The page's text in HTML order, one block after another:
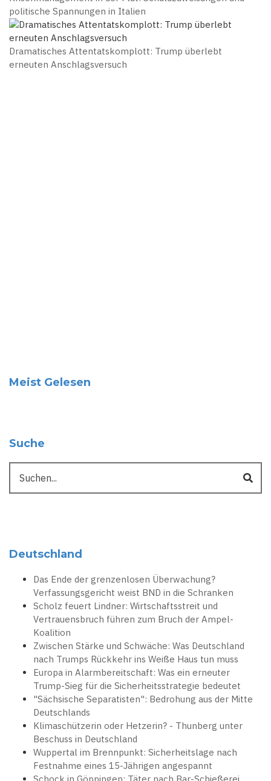
politische Spannungen in Italien
Dramatisches Attentatskomplott: Trump überlebt
erneuten Anschlagsversuch
Meist Gelesen
Suche
Deutschland
Das Ende der grenzenlosen Überwachung?
Verfassungsgericht weist BND in die Schranken
Scholz feuert Lindner: Wirtschaftsstreit und
Vertrauensbruch führen zum Bruch der Ampel-
Koalition
Zwischen Stärke und Schwäche: Was Deutschland
nach Trumps Rückkehr ins Weiße Haus tun muss
Europa in Alarmbereitschaft: Was ein erneuter
Trump-Sieg für die Sicherheitsstrategie bedeutet
"Sächsische Separatisten": Bedrohung aus der Mitte
Deutschlands
Klimaschützerin oder Hetzerin? - Thunberg unter
Beschuss in Deutschland
Wuppertal im Brennpunkt: Sicherheitslage nach
Festnahme eines 15-Jährigen angespannt
Schock in Göppingen: Täter nach Bar-Schießerei